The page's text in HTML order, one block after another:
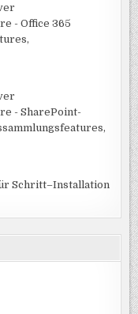
- Office 365
- SharePoint-
Schritt–Installation